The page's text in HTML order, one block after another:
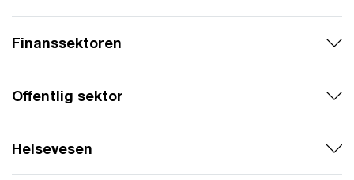
Finanssektoren
Offentlig sektor
Helsevesen